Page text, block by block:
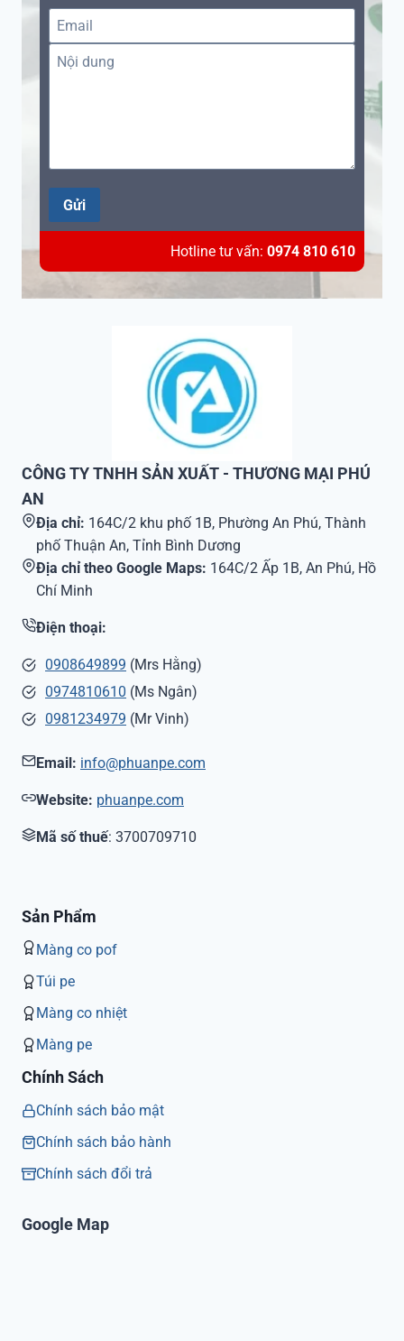
Gửi
Hotline tư vấn: 0974 810 610
CÔNG TY TNHH SẢN XUẤT - THƯƠNG MẠI PHÚ
AN
Địa chỉ: 164C/2 khu phố 1B, Phường An Phú, Thành
phố Thuận An, Tỉnh Bình Dương
Địa chỉ theo Google Maps: 164C/2 Ấp 1B, An Phú, Hồ
Chí Minh
Điện thoại:
0908649899 (Mrs Hằng)
0974810610 (Ms Ngân)
0981234979 (Mr Vinh)
Email: info@phuanpe.com
Website: phuanpe.com
Mã số thuế: 3700709710
Sản Phẩm
Màng co pof
Túi pe
Màng co nhiệt
Màng pe
Chính Sách
Chính sách bảo mật
Chính sách bảo hành
Chính sách đổi trả
Google Map